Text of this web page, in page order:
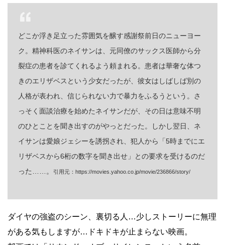
どこか浮き足立った雰囲気を醸す感謝祭前日のニューヨー
ク。精神科医のネイサンは、元同僚のサックス医師から分
裂症の患者を診てくれるよう頼まれる。患者は華奢な体つ
きのエリザベスという少女だったが、彼女はしばしば別の
人格が表われ、信じられない力で暴力をふるうという。さ
っそく面談治療を始めたネイサンだが、その日は意味不明
のひとことを聞き出すのがやっとだった。しかし翌日、ネ
イサンは愛娘ジェシーを誘拐され、犯人から「5時までにエ
リザベスから6桁の数字を聞き出せ」との要求を受けるのだ
った……。
引用元：https://movies.yahoo.co.jp/movie/236866/story/
ダイヤの強盗のシーン、裏切る人…少しストーリーに無理
がある気もしますが…ドキドキが止まらない映画。